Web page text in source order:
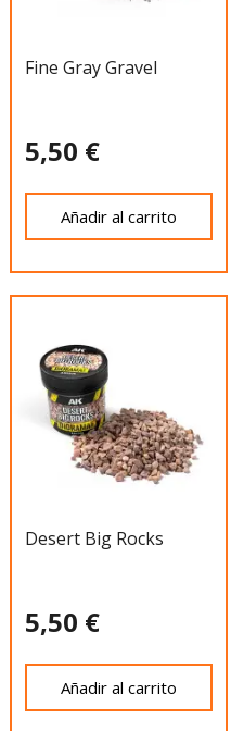
Fine Gray Gravel
5,50 €
Añadir al carrito
Desert Big Rocks
5,50 €
Añadir al carrito